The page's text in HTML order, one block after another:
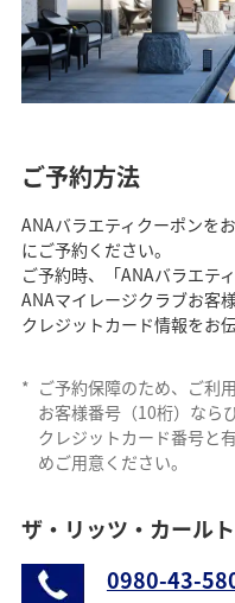
ご予約方法
ANAバラエティクーポンを
にご予約ください。
ご予約時、「ANAバラエテ
ANAマイレージクラブお客
クレジットカード情報をお
* ご予約保障のため、ご利
お客様番号（10桁）なら
クレジットカード番号と
めご用意ください。
ザ・リッツ・カール
0980-43-